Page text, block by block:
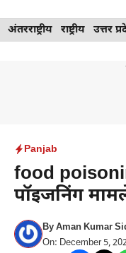
Skip
to
अंतरराष्ट्रीय राष्ट्रीय उत्तर
Panjab
food
पॉइजनिंग
ByAman Kumar
On: December 5,